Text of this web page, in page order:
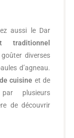
aussi le Dar
traditionnel
diverses
d’agneau.
cuisine et de
plusieurs
de découvrir